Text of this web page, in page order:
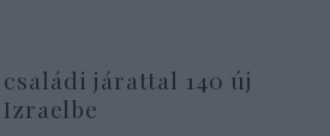
járattal 140 új